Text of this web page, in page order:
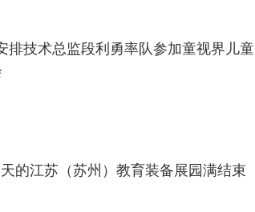
排技术总监段利勇率队参加童视界儿童
的江苏（苏州）教育装备展园满结束